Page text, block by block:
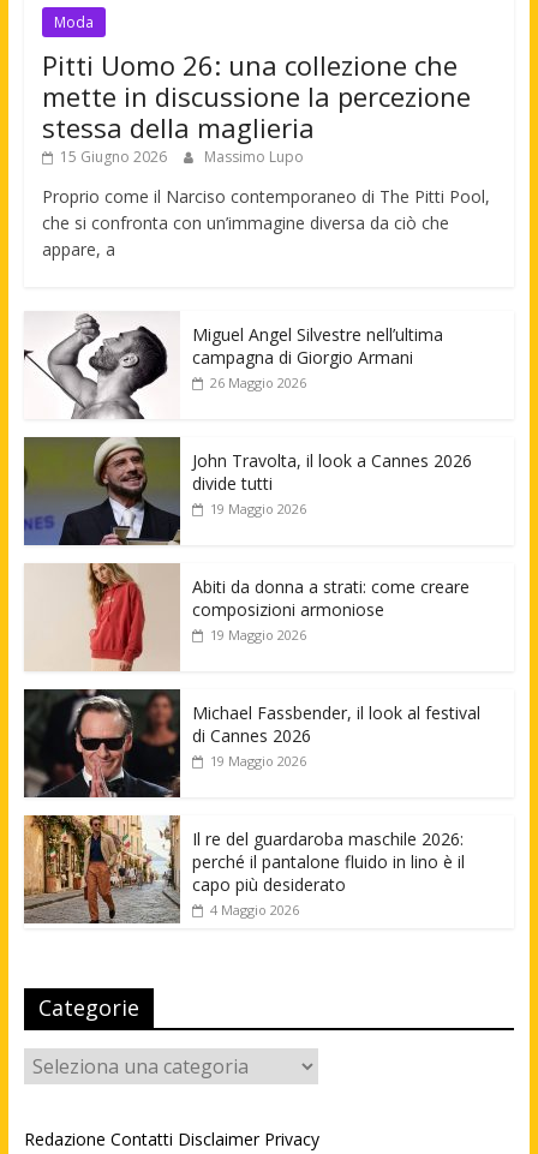
Moda
Pitti Uomo 26: una collezione che
mette in discussione la percezione
stessa della maglieria
15 Giugno 2026 Massimo Lupo
Proprio come il Narciso contemporaneo di The Pitti Pool,
che si confronta con un’immagine diversa da ciò che
appare, a
Miguel Angel Silvestre nell’ultima
campagna di Giorgio Armani
26 Maggio 2026
John Travolta, il look a Cannes 2026
divide tutti
19 Maggio 2026
Abiti da donna a strati: come creare
composizioni armoniose
19 Maggio 2026
Michael Fassbender, il look al festival
di Cannes 2026
19 Maggio 2026
Il re del guardaroba maschile 2026:
perché il pantalone fluido in lino è il
capo più desiderato
4 Maggio 2026
Categorie
Categorie
Redazione Contatti Disclaimer Privacy